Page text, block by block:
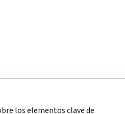
los elementos clave de